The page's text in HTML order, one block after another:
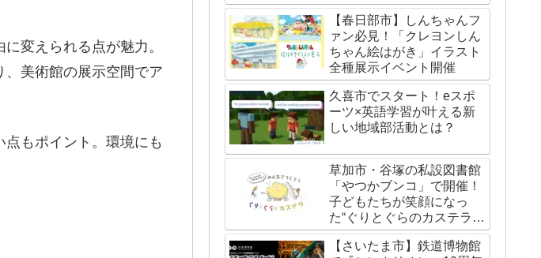
変えられる点が魅力。
美術館の展示空間でア
もポイント。環境にも
【春日部市】しんちゃんフ
ァン必見！「クレヨンしん
ちゃん絵はがき」イラスト
全種展示イベント開催
久喜市でスタート！eスポ
ーツ×英語学習が叶える新
しい地域部活動とは？
草加市・谷塚の私設図書館
「やつかブンコ」で開催！
子どもたちが笑顔になっ
た“ぐりとぐらのカステライ
ベント”レポート
【さいたま市】鉄道博物館